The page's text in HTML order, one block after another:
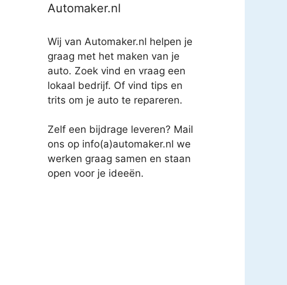
Automaker.nl
Wij van Automaker.nl helpen je
graag met het maken van je
auto. Zoek vind en vraag een
lokaal bedrijf. Of vind tips en
trits om je auto te repareren.
Zelf een bijdrage leveren? Mail
ons op info(a)automaker.nl we
werken graag samen en staan
open voor je ideeën.